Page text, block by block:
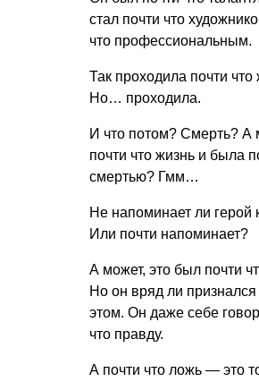
стал почти что
что профессиональным.
Так проходила почти что
Но… проходила.
И что потом? Смерть? А
почти что жизнь и была
смертью? Гмм…
Не напоминает ли герой
Или почти напоминает?
А может, это был почти
Но он вряд ли
этом. Он даже себе
что правду.
А почти что ложь — это